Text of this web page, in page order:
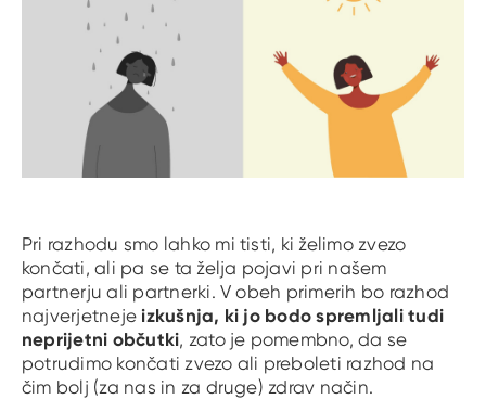
Pri razhodu smo lahko mi tisti, ki želimo zvezo
končati, ali pa se ta želja pojavi pri našem
partnerju ali partnerki. V obeh primerih bo razhod
najverjetnejeizkušnja, ki jo bodo spremljali tudi
neprijetni občutki, zato je pomembno, da se
potrudimo končati zvezo ali preboleti razhod na
čim bolj (za nas in za druge) zdrav način.